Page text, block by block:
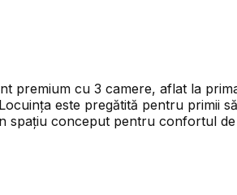
premium cu 3 camere, aflat la
este pregătită pentru primii
pentru confortul de zi cu zi. Apartamentul
conectată, cu acces rapid